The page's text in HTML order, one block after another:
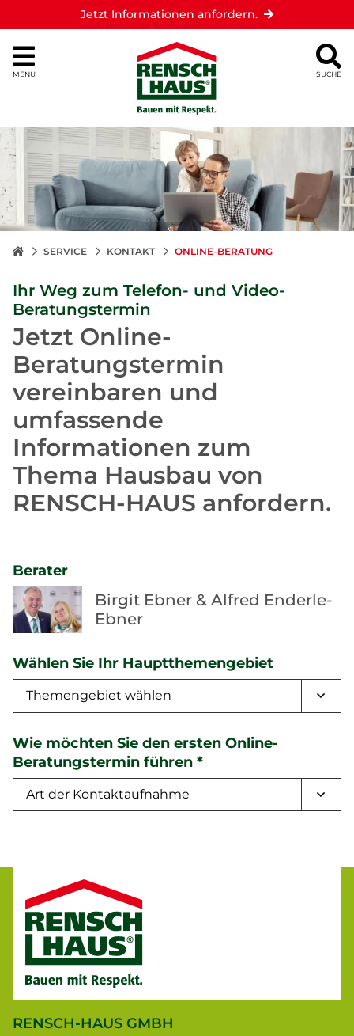
Jetzt Informationen anfordern.
MENU SUCHE
SERVICE KONTAKT ONLINE-BERATUNG
Ihr Weg zum Telefon- und Video-
Beratungstermin
Jetzt Online-
Beratungstermin
vereinbaren und
umfassende
Informationen zum
Thema Hausbau von
RENSCH-HAUS anfordern.
Berater
Birgit Ebner & Alfred Enderle-
Ebner
Wählen Sie Ihr Hauptthemengebiet
Wie möchten Sie den ersten Online-
Beratungstermin führen *
RENSCH-HAUS GMBH